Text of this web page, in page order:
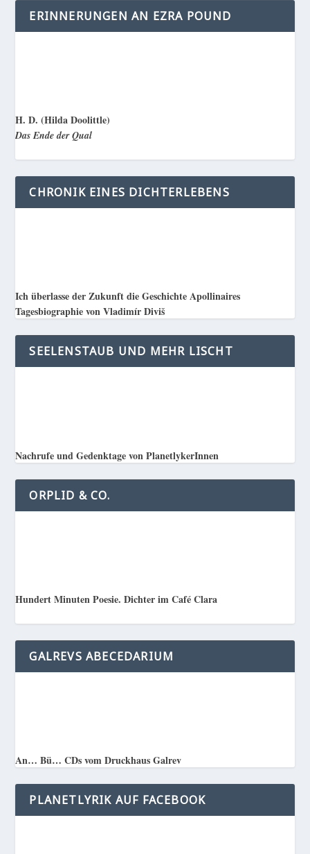
ERINNERUNGEN AN EZRA POUND
H. D. (Hilda Doolittle)
Das Ende der Qual
CHRONIK EINES DICHTERLEBENS
Ich überlasse der Zukunft die Geschichte Apollinaires
Tagesbiographie von Vladimír Diviš
SEELENSTAUB UND MEHR LISCHT
Nachrufe und Gedenktage von PlanetlykerInnen
ORPLID & CO.
Hundert Minuten Poesie. Dichter im Café Clara
GALREVS ABECEDARIUM
An… Bü… CDs vom Druckhaus Galrev
PLANETLYRIK AUF FACEBOOK